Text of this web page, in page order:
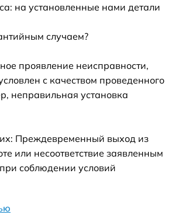
на установленные нами детали
случаем?
проявление неисправности,
с качеством проведенного
неправильная установка
Преждевременный выход из
или несоответствие заявленным
соблюдении условий